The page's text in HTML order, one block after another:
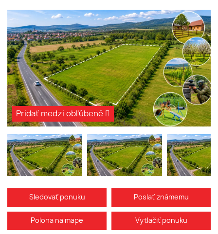
Pridať medzi obľúbené
Sledovať ponuku Poslať známemu
Poloha na mape Vytlačiť ponuku